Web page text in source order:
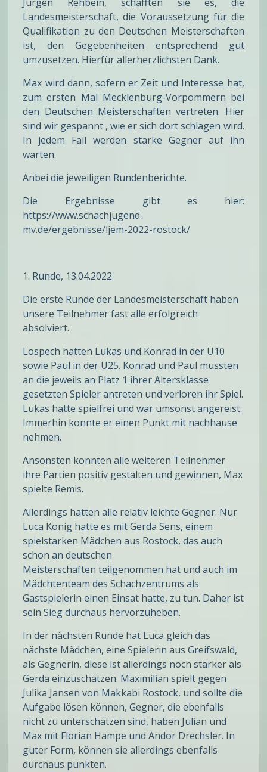
Landesmeisterschaft, die Voraussetzung für die
Qualifikation zu den Deutschen Meisterschaften
ist, den Gegebenheiten entsprechend gut
umzusetzen. Hierfür allerherzlichsten Dank.
Max wird dann, sofern er Zeit und Interesse hat,
zum ersten Mal Mecklenburg-Vorpommern bei
den Deutschen Meisterschaften vertreten. Hier
sind wir gespannt , wie er sich dort schlagen wird.
In jedem Fall werden starke Gegner auf ihn
warten.
Anbei die jeweiligen Rundenberichte.
Die Ergebnisse gibt es hier:
https://www.schachjugend-
mv.de/ergebnisse/ljem-2022-rostock/
1. Runde, 13.04.2022
Die erste Runde der Landesmeisterschaft haben
unsere Teilnehmer fast alle erfolgreich
absolviert.
Lospech hatten Lukas und Konrad in der U10
sowie Paul in der U25. Konrad und Paul mussten
an die jeweils an Platz 1 ihrer Altersklasse
gesetzten Spieler antreten und verloren ihr Spiel.
Lukas hatte spielfrei und war umsonst angereist.
Immerhin konnte er einen Punkt mit nachhause
nehmen.
Ansonsten konnten alle weiteren Teilnehmer
ihre Partien positiv gestalten und gewinnen, Max
spielte Remis.
Allerdings hatten alle relativ leichte Gegner. Nur
Luca König hatte es mit Gerda Sens, einem
spielstarken Mädchen aus Rostock, das auch
schon an deutschen
Meisterschaften teilgenommen hat und auch im
Mädchtenteam des Schachzentrums als
Gastspielerin einen Einsat hatte, zu tun. Daher ist
sein Sieg durchaus hervorzuheben.
In der nächsten Runde hat Luca gleich das
nächste Mädchen, eine Spielerin aus Greifswald,
als Gegnerin, diese ist allerdings noch stärker als
Gerda einzuschätzen. Maximilian spielt gegen
Julika Jansen von Makkabi Rostock, und sollte die
Aufgabe lösen können, Gegner, die ebenfalls
nicht zu unterschätzen sind, haben Julian und
Max mit Florian Hampe und Andor Drechsler. In
guter Form, können sie allerdings ebenfalls
durchaus punkten.